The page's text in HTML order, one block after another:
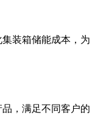
装箱储能成本，为
，满足不同客户的